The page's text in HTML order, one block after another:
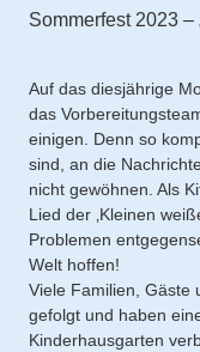
Sommerfest 2023
Auf das diesjährige
das
einigen. Denn so
sind, an die
nicht gewöhnen. Als
Lied der ‚Kleinen
Problemen
Welt hoffen!
Viele Familien, Gäste
gefolgt und haben
Kinderhausgarten